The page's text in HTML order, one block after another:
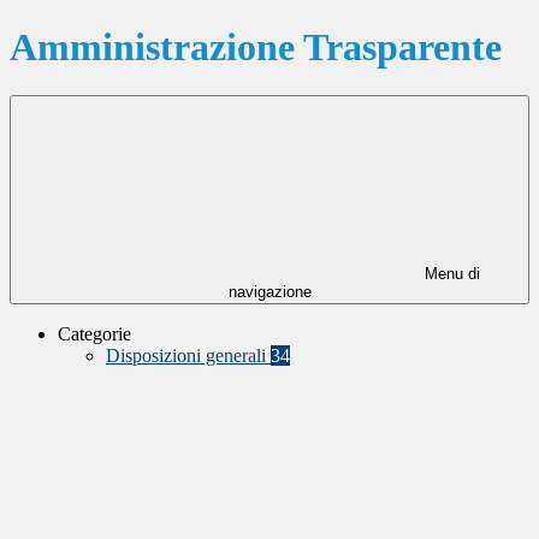
Amministrazione Trasparente
Menu di
navigazione
Categorie
Disposizioni generali 34